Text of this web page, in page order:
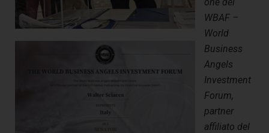
WBAF –
World
Business
Angels
Investment
Forum,
partner
affiliato del